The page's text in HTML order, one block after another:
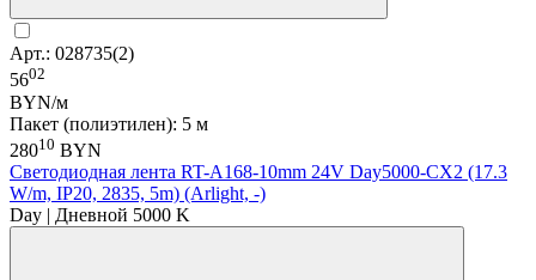
Арт.: 028735(2)
5602
BYN/м
Пакет (полиэтилен): 5 м
28010 BYN
Светодиодная лента RT-A168-10mm 24V Day5000-CX2 (17.3
W/m, IP20, 2835, 5m) (Arlight, -)
Day | Дневной 5000 K